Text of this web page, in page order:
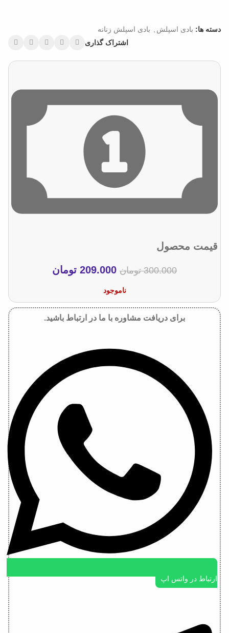
دسته ها: بادی اسپلش
بادی اسپلش زنانه
اشتراک گذاری
قیمت محصول
300.000 تومان 209.000 تومان
ناموجود
برای دریافت مشاوره با ما در ارتباط باشید.
ارتباط در واتس اپ